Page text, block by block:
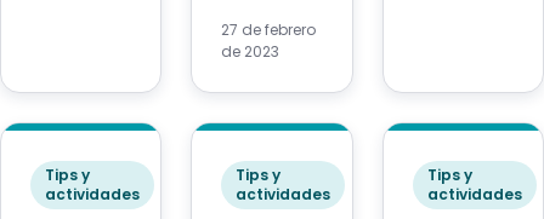
27 de febrero
de 2023
Tips y
actividades
Tips y
actividades
Tips y
actividades